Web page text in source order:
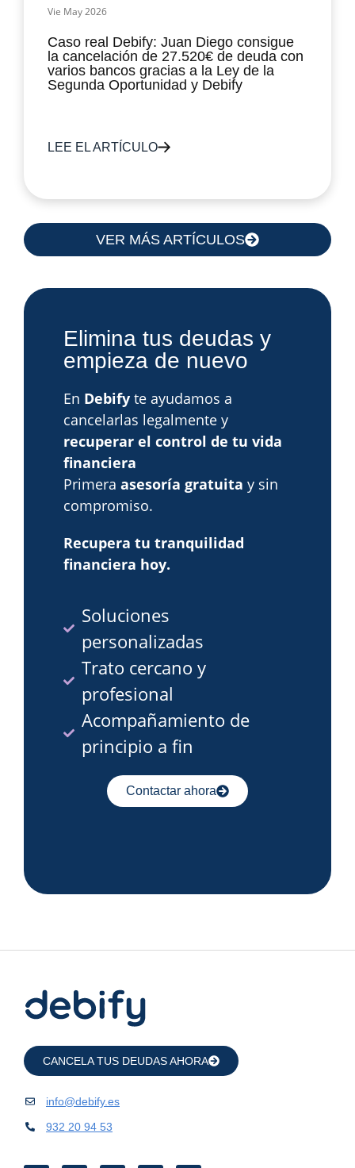
Vie May 2026
Caso real Debify: Juan Diego consigue
la cancelación de 27.520€ de deuda con
varios bancos gracias a la Ley de la
Segunda Oportunidad y Debify
LEE EL ARTÍCULO
VER MÁS ARTÍCULOS
Elimina tus deudas y
empieza de nuevo
En Debify te ayudamos a
cancelarlas legalmente y
recuperar el control de tu vida
financiera
Primera asesoría gratuita y sin
compromiso.
Recupera tu tranquilidad
financiera hoy.
Soluciones
personalizadas
Trato cercano y
profesional
Acompañamiento de
principio a fin
Contactar ahora
CANCELA TUS DEUDAS AHORA
info@debify.es
932 20 94 53